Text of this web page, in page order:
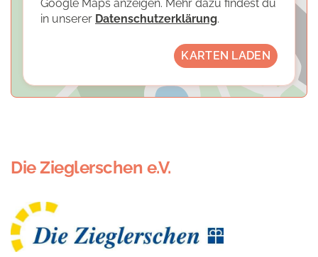
Google Maps anzeigen. Mehr dazu findest du
in unserer Datenschutzerklärung.
KARTEN LADEN
Die Zieglerschen e.V.